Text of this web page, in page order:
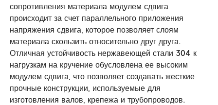
сопротивления материала модулем сдвига
происходит за счет параллельного приложения
напряжения сдвига, которое позволяет слоям
материала скользить относительно друг друга.
Отличная устойчивость нержавеющей стали 304 к
нагрузкам на кручение обусловлена ее высоким
модулем сдвига, что позволяет создавать жесткие
прочные конструкции, используемые для
изготовления валов, крепежа и трубопроводов.